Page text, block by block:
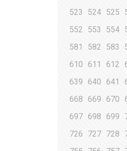
523
524 525
552
553 554
581
582 583
610
611 612
639
640 641
668
669 670
697 698 699
726
727 728